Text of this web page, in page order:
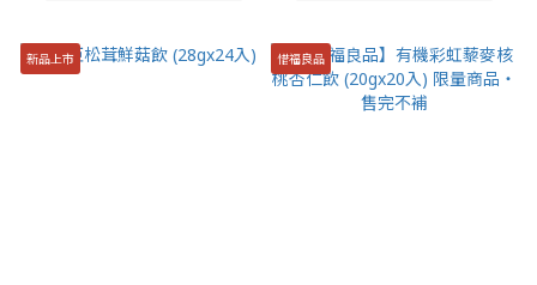
新品上市 惜福良品